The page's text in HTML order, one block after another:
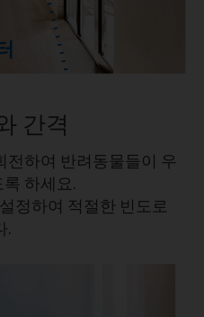
간격
전하여 반려동물들이 우
하세요.
정하여 적절한 빈도로
.